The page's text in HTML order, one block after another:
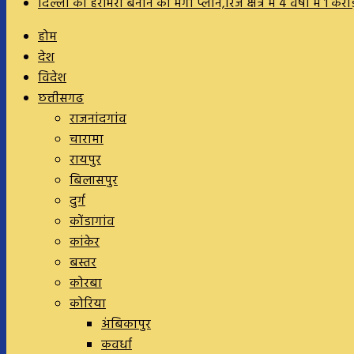
होम
देश
विदेश
छत्तीसगढ
राजनांदगांव
चारामा
रायपुर
बिलासपुर
दुर्ग
कोंडागांव
कांकेर
बस्तर
कोरबा
कोरिया
अंबिकापुर
कवर्धा